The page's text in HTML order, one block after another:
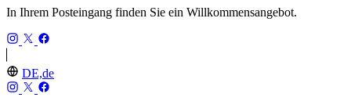
In Ihrem Posteingang finden Sie ein Willkommensangebot.
DE,de